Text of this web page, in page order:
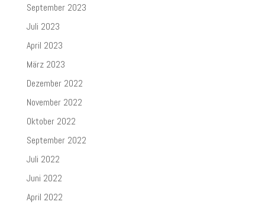
September 2023
Juli 2023
April 2023
März 2023
Dezember 2022
November 2022
Oktober 2022
September 2022
Juli 2022
Juni 2022
April 2022